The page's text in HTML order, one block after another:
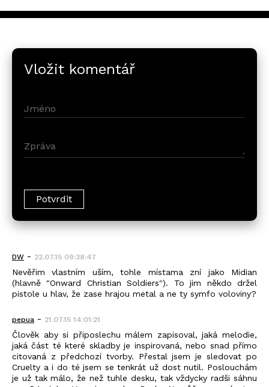
Vložit komentář
DW - 22.07.15 09:38:47
Nevěřim vlastním uším, tohle místama zní jako Midian
(hlavně "Onward Christian Soldiers"). To jim někdo držel
pistole u hlav, že zase hrajou metal a ne ty symfo voloviny?
pepua - 21.07.15 14:01:21
Člověk aby si připoslechu málem zapisoval, jaká melodie,
jaká část té které skladby je inspirovaná, nebo snad přímo
citovaná z předchozí tvorby. Přestal jsem je sledovat po
Cruelty a i do té jsem se tenkrát už dost nutil. Poslouchám
je už tak málo, že než tuhle desku, tak vždycky radši sáhnu